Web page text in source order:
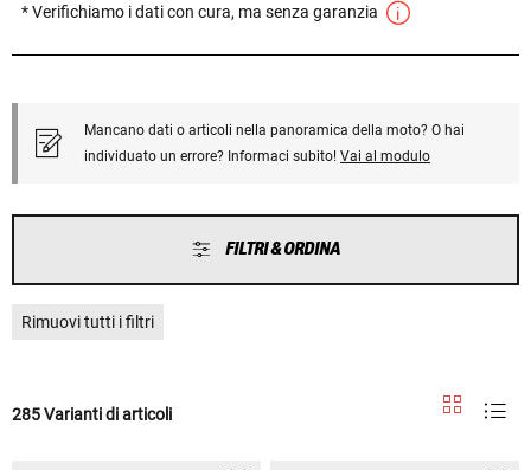
* Verifichiamo i dati con cura, ma senza garanzia
Mancano dati o articoli nella panoramica della moto? O hai
individuato un errore? Informaci subito! Vai al modulo
FILTRI & ORDINA
Rimuovi tutti i filtri
285 Varianti di articoli